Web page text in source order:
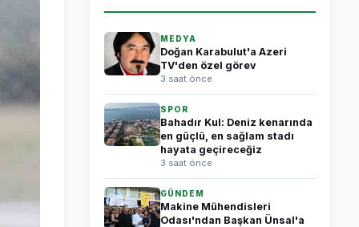
MEDYA
Doğan Karabulut'a Azeri
TV'den özel görev
3 saat önce
SPOR
Bahadır Kul: Deniz kenarında
en güçlü, en sağlam stadı
hayata geçireceğiz
3 saat önce
GÜNDEM
Makine Mühendisleri
Odası'ndan Başkan Ünsal'a